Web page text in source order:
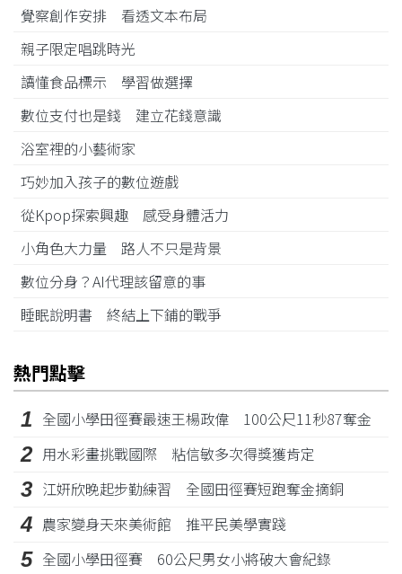
覺察創作安排 看透文本布局
親子限定唱跳時光
讀懂食品標示 學習做選擇
數位支付也是錢 建立花錢意識
浴室裡的小藝術家
巧妙加入孩子的數位遊戲
從Kpop探索興趣 感受身體活力
小角色大力量 路人不只是背景
數位分身？AI代理該留意的事
睡眠說明書 終結上下鋪的戰爭
熱門點擊
1 全國小學田徑賽最速王楊政偉 100公尺11秒87奪金
2 用水彩畫挑戰國際 粘信敏多次得獎獲肯定
3 江姸欣晚起步勤練習 全國田徑賽短跑奪金摘銅
4 農家變身天來美術館 推平民美學實踐
5 全國小學田徑賽 60公尺男女小將破大會紀錄